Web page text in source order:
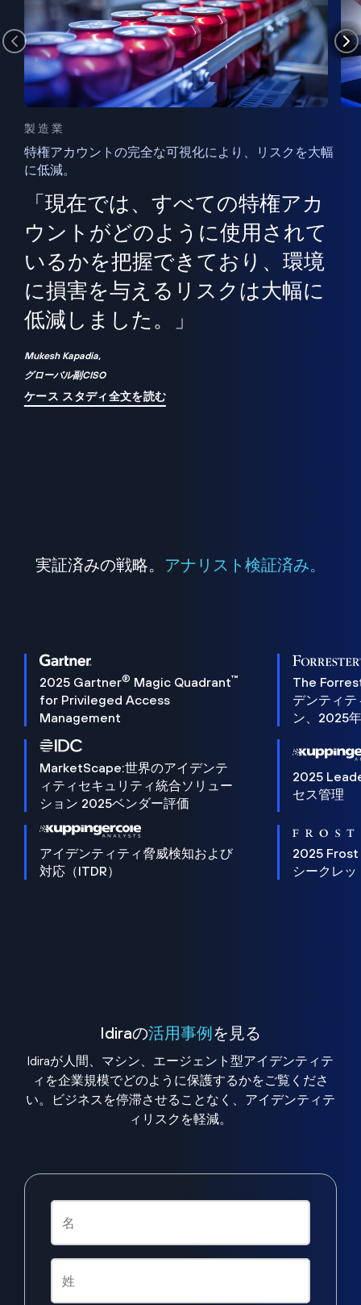
製造業
特権アカウントの完全な可視化により、リスクを大幅
に低減。
「現在では、すべての特権アカ
ウントがどのように使用されて
いるかを把握できており、環境
に損害を与えるリスクは大幅に
低減しました。」
Mukesh Kapadia,
グローバル副CISO
ケース スタディ全文を読む
実証済みの戦略。 アナリスト検証済み。
2025 Gartner® Magic Quadrant™
for Privileged Access
Management
The
デンティ
ン、2025
MarketScape:世界のアイデンテ
ィティセキュリティ統合ソリュー
ション 2025ベンダー評価
2025
セス管理
アイデンティティ脅威検知および
対応（ITDR）
2025 Frost
シークレッ
Idiraの活用事例を見る
Idiraが人間、マシン、エージェント型アイデンティテ
ィを企業規模でどのように保護するかをご覧くださ
い。ビジネスを停滞させることなく、アイデンティテ
ィリスクを軽減。